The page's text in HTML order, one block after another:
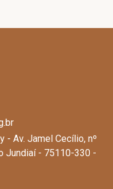
- Av. Jamel Cecílio, nº
Jundiaí - 75110-330 -